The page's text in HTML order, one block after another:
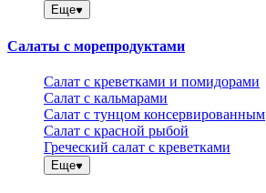
Еще
Салаты с морепродуктами
Салат с креветками и помидорами
Салат с кальмарами
Салат с тунцом консервированным
Салат с красной рыбой
Греческий салат с креветками
Еще